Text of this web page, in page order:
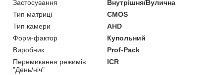
Застосування
Внутрішня/Вулична
Тип матриці
CMOS
Тип камери
AHD
Форм-фактор
Купольний
Виробник
Prof-Pack
Перемикання режимів
"День/ніч"
ICR